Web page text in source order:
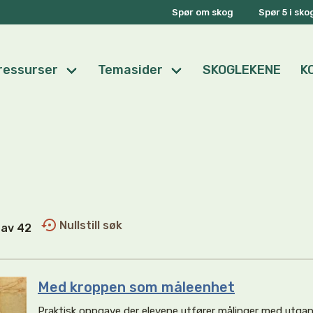
Spør om skog Spør 5 i
Temasider SKOGLEKENE
42 Nullstill søk
Med kroppen som måleenhet